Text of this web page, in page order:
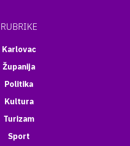
RUBRIKE
Karlovac
Županija
Politika
Kultura
Turizam
Sport